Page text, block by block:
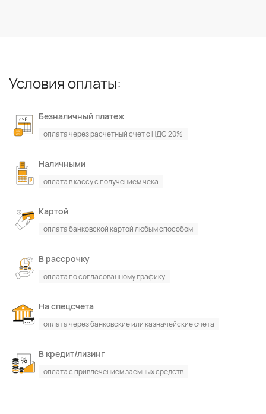
Условия оплаты:
Безналичный платеж
оплата через расчетный счет с НДС 20%
Наличными
оплата в кассу с получением чека
Картой
оплата банковской картой любым способом
В рассрочку
оплата по согласованному графику
На спецсчета
оплата через банковские или казначейские счета
В кредит/лизинг
оплата с привлечением заемных средств